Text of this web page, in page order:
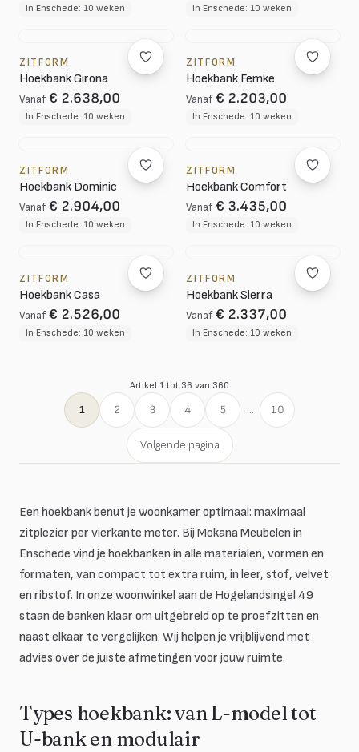
In Enschede: 10 weken In Enschede: 10 weken
ZITFORM
Hoekbank Girona
Vanaf € 2.638,00
In Enschede: 10 weken
ZITFORM
Hoekbank Femke
Vanaf € 2.203,00
In Enschede: 10 weken
ZITFORM
Hoekbank Dominic
Vanaf € 2.904,00
In Enschede: 10 weken
ZITFORM
Hoekbank Comfort
Vanaf € 3.435,00
In Enschede: 10 weken
ZITFORM
Hoekbank Casa
Vanaf € 2.526,00
In Enschede: 10 weken
ZITFORM
Hoekbank Sierra
Vanaf € 2.337,00
In Enschede: 10 weken
Artikel 1 tot 36 van 360
1 2 3 4 5 ... 10
Volgende pagina
Een hoekbank benut je woonkamer optimaal: maximaal
zitplezier per vierkante meter. Bij Mokana Meubelen in
Enschede vind je hoekbanken in alle materialen, vormen en
formaten, van compact tot extra ruim, in leer, stof, velvet
en ribstof. In onze woonwinkel aan de Hogelandsingel 49
staan de banken klaar om uitgebreid op te proefzitten en
naast elkaar te vergelijken. Wij helpen je vrijblijvend met
advies over de juiste afmetingen voor jouw ruimte.
Types hoekbank: van L-model tot
U-bank en modulair